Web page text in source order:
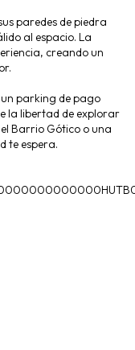
paredes de piedra
al espacio. La
creando un
parking de pago
la libertad de explorar
Barrio Gótico o una
te espera.